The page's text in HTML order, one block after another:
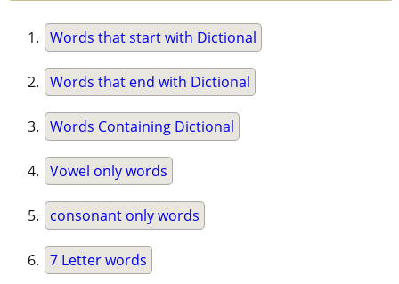
Words that start with Dictional
Words that end with Dictional
Words Containing Dictional
Vowel only words
consonant only words
7 Letter words